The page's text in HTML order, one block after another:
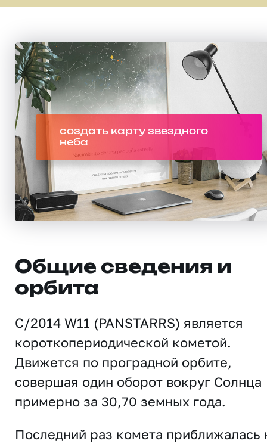
создать карту звездного
неба
Общие сведения и
орбита
C/2014 W11 (PANSTARRS) является
короткопериодической кометой.
Движется по проградной орбите,
совершая один оборот вокруг Солнца
примерно за 30,70 земных года.
Последний раз комета приближалась